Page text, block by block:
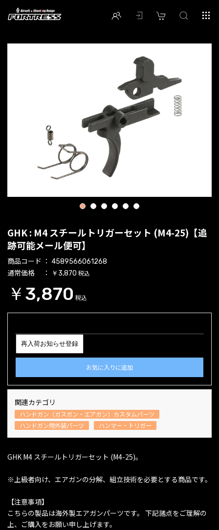
1 2 3 4 5 6
GHK : M4 スチールトリガーセット (M4-25)【追
跡可能メール便可】
商品コード 4589566061268
通常価格 ￥3,870 税込
￥3,870 税込
再入荷お知らせ登録
お気に入りに追加
関連カテゴリ
ハンドガン（ガスガン・エアガン）カスタムパーツ
ハンドガン用外装パーツ
ハンマー・トリガー
GHK M4 スチールトリガーセット (M4-25)。
※上級者向け、エアガンの分解、組立技術を必要とする商品です。
【注意事項】
こちらの製品は海外製エアガンパーツです。 下記諸点をご理解の
上、ご購入をお願い申し上げます。